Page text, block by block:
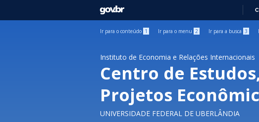
GOVBR
Ir para o conteúdo 1 Ir para o menu 2 Ir para a busca 3
Instituto de Economia e Relações Internacionais
Centro de
Projetos
UNIVERSIDADE FEDERAL DE UBERLÂNDIA